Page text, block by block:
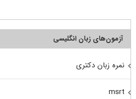
آزمون‌های زبان انگلیسی
نمره زبان دکتری
msrt